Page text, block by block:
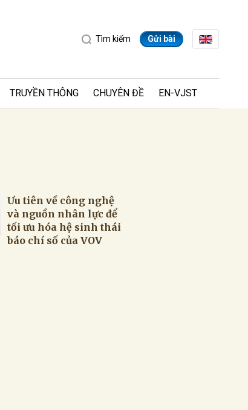
Tìm kiếm Gửi bài
TRUYỀN THÔNG CHUYÊN ĐỀ EN-VJST
Ưu tiên về công nghệ
và nguồn nhân lực để
tối ưu hóa hệ sinh thái
báo chí số của VOV